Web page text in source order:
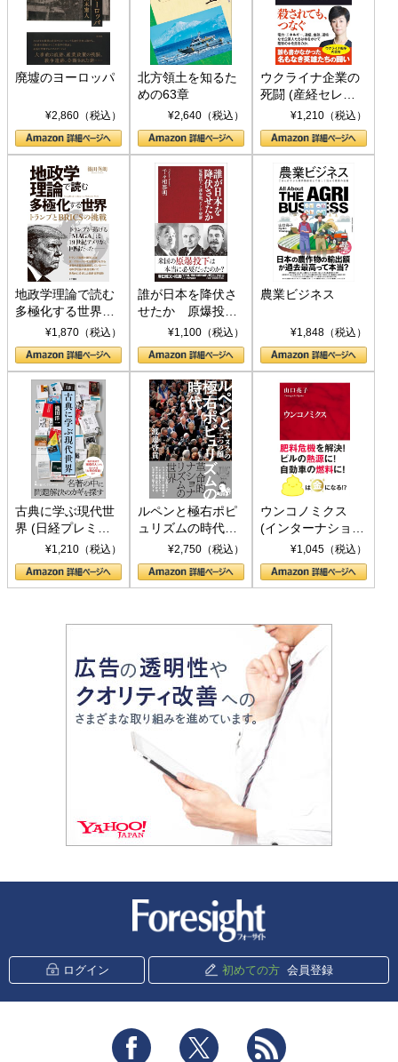
廃墟のヨーロッパ
¥2,860（税込）
北方領土を知るた
めの63章
¥2,640（税込）
ウクライナ企業の
死闘 (産経セレク
ト S 039)¥1,210（税込）
地政学理論で読む
多極化する世界：
トランプとBRICS
の挑戦
¥1,870（税込）
誰が日本を降伏さ
せたか 原爆投
下、ソ連参戦、そ
して聖断 (PHP新
書)
¥1,100（税込）
農業ビジネス
¥1,848（税込）
古典に学ぶ現代世
界 (日経プレミア
シリーズ)¥1,210（税込）
ルペンと極右ポピ
ュリズムの時代：
〈ヤヌス〉の二つ
の顔
¥2,750（税込）
ウンコノミクス
(インターナショナ
ル新書)¥1,045（税込）
ログイン 初めての方 会員登録
Facebook Twitter